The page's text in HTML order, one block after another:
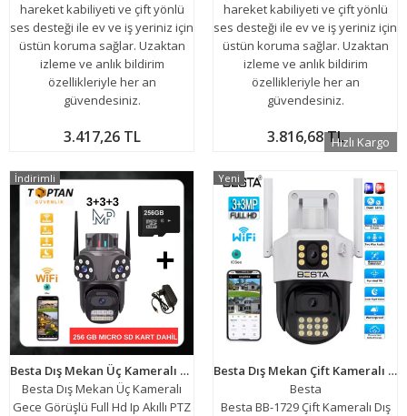
hareket kabiliyeti ve çift yönlü
ses desteği ile ev ve iş yeriniz için
üstün koruma sağlar. Uzaktan
izleme ve anlık bildirim
özellikleriyle her an
güvendesiniz.
3.417,26 TL
hareket kabiliyeti ve çift yönlü
ses desteği ile ev ve iş yeriniz için
üstün koruma sağlar. Uzaktan
izleme ve anlık bildirim
özellikleriyle her an
güvendesiniz.
3.816,68 TLHızlı Kargo
Besta Dış Mekan Üç Kameralı Gece Görüşlü Full Hd Ip Akıllı PTZ Güvenlik Kamerası 256 GB Micro SD Kart ve Adaptör Dahil BB-17356
Besta Dış Mekan Üç Kameralı
Gece Görüşlü Full Hd Ip Akıllı PTZ
İndirimli
Besta Dış Mekan Çift Kameralı Gece Görüşlü Full Hd Ip Akıllı Güvenlik Kamerası PTZ GÜVENLİK KAMERASI BB-1729
Besta
Besta BB-1729 Çift Kameralı Dış
Yeni